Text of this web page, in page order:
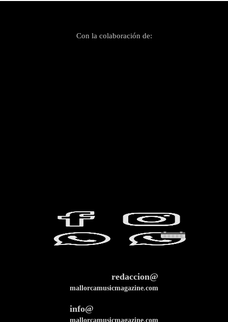
Con la colaboración de:
redaccion@
mallorcamusicmagazine.com
info@
mallorcamusicmagazine.com